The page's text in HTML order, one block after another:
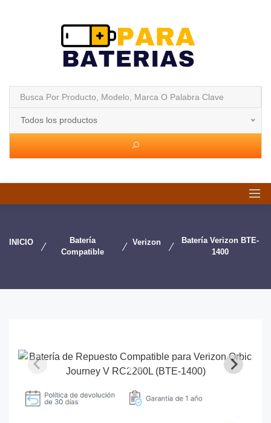
Todos los productos
INICIO
Batería
Compatible
Verizon
Batería Verizon BTE-
1400